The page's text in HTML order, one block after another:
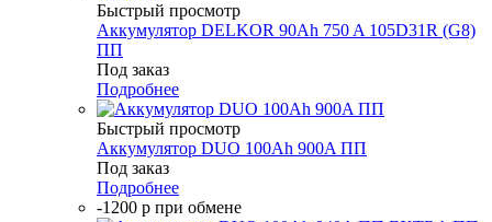
Быстрый просмотр
Аккумулятор DELKOR 90Ah 750 A 105D31R (G8)
ПП
Под заказ
Подробнее
Быстрый просмотр
Аккумулятор DUO 100Аh 900A ПП
Под заказ
Подробнее
-1200 р при обмене